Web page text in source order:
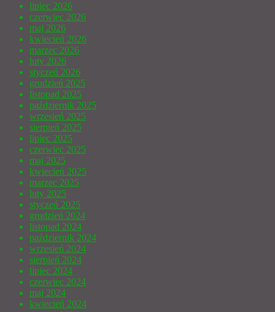
lipiec 2026
czerwiec 2026
maj 2026
kwiecień 2026
marzec 2026
luty 2026
styczeń 2026
grudzień 2025
listopad 2025
październik 2025
wrzesień 2025
sierpień 2025
lipiec 2025
czerwiec 2025
maj 2025
kwiecień 2025
marzec 2025
luty 2025
styczeń 2025
grudzień 2024
listopad 2024
październik 2024
wrzesień 2024
sierpień 2024
lipiec 2024
czerwiec 2024
maj 2024
kwiecień 2024